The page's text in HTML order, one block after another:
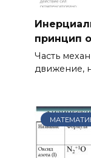
принцип
Часть
движение,